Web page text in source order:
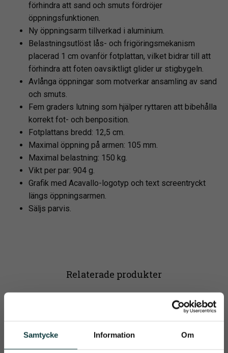
Samtycke Information Om
förhindra att sand och smuts fördröjer
öppningsfunktionen.
Ny öppningsarm tillverkad i aluminium.
Belastningsutlöst lås- och frigöringsmekanism
placerad 1 cm ovanför fotplattan, vilket bidrar till att
förhindra att foten oavsiktligt glider ur stigbygeln.
Avlånga öppningar som motverkar ansamling av sand
och smuts.
Fem graders lutning som hjälper ryttaren att bibehålla
korrekt fot- och benposition.
Fotplattans bredd: 12,5 cm.
Maximal öppning på armen: 105 mm.
Maximal belastning: 150 kg.
Vikt per par: 904 g.
Grafik med Acavallo-logotyp och text screentryckt
längs öppningsarmen.
Säljs parvis.
Relaterade produkter